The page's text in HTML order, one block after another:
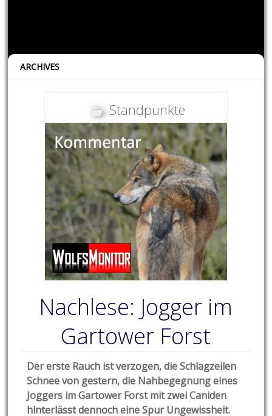
ARCHIVES
Standpunkte
Nachlese: Jogger im
Gartower Forst
Der erste Rauch ist verzogen, die Schlagzeilen
Schnee von gestern, die Nahbegegnung eines
Joggers im Gartower Forst mit zwei Caniden
hinterlässt dennoch eine Spur Ungewissheit.